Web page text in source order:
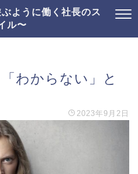
ように働く社長のス
ル〜
わからない」と
2023年9月2日